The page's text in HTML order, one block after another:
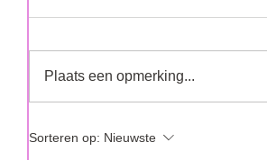
Haargroei
Plaats een opmerking...
Sorteren op: Nieuwste